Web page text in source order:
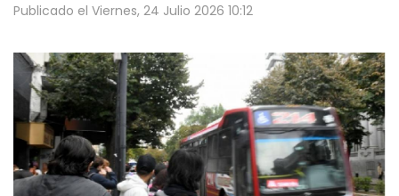
Publicado el Viernes, 24 Julio 2026 10:12